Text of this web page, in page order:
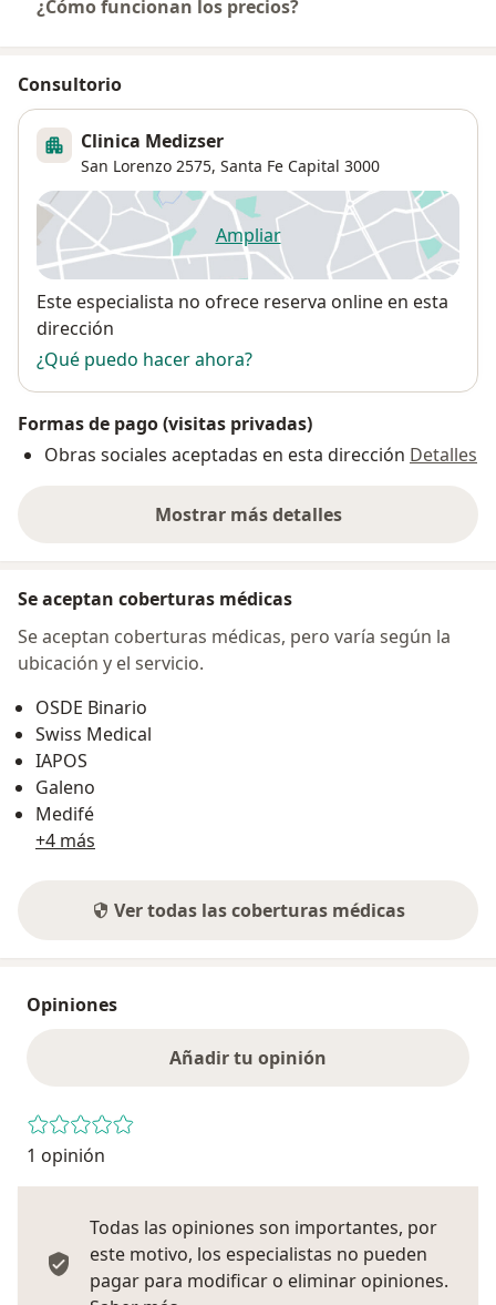
¿Cómo funcionan los precios?
Consultorio
Clinica Medizser
San Lorenzo 2575, Santa Fe Capital 3000
Ampliarse abre en una nueva
Disponibilidad
Este especialista no ofrece reserva online en esta
dirección
¿Qué puedo hacer ahora?
Formas de pago (visitas privadas)
Obras sociales aceptadas en esta dirección Detalles
Mostrar más detalles
sobre la dirección
Se aceptan coberturas médicas
Se aceptan coberturas médicas, pero varía según la
ubicación y el servicio.
OSDE Binario
Swiss Medical
IAPOS
Galeno
Medifé
+4 más
Ver todas las coberturas médicas
Opiniones
Añadir tu opinión
1 opinión
Todas las opiniones son importantes, por
este motivo, los especialistas no pueden
pagar para modificar o eliminar opiniones.